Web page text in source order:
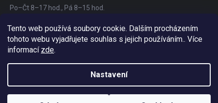
Tento web používá soubory cookie. Dalším procházením
tohoto webu vyjadřujete souhlas s jejich používáním.. Více
informací zde.
Nastavení
Po–Čt 8–17 hod., Pá 8–15 hod.
Copyright 2026AP Servis. Všechna práva vyhrazena.